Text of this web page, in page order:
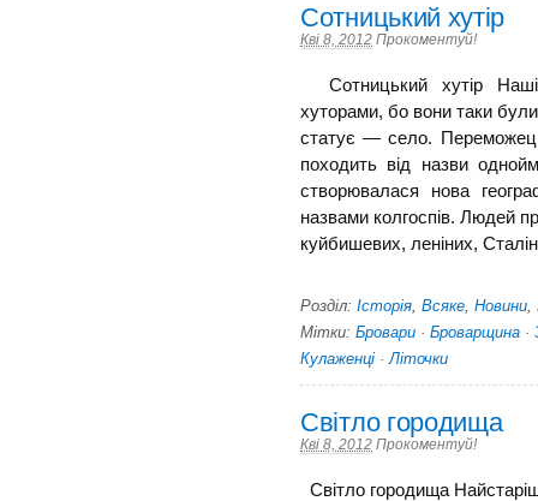
Сотницький хутір
Кві 8, 2012 Прокоментуй!
Сотницький хутір
хуторами, бо вони таки
статує — село.
походить від назви
створювалася нова
назвами колгоспів. Людей
куйбишевих, леніних,
Розділ: Історія Всяке Новини
Мітки: Бровари · Броварщина ·
Кулаженці · Літочки
Світло городища
Кві 8, 2012 Прокоментуй!
Світло городища